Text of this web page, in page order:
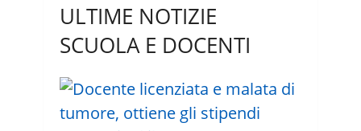
ULTIME NOTIZIE
SCUOLA E DOCENTI